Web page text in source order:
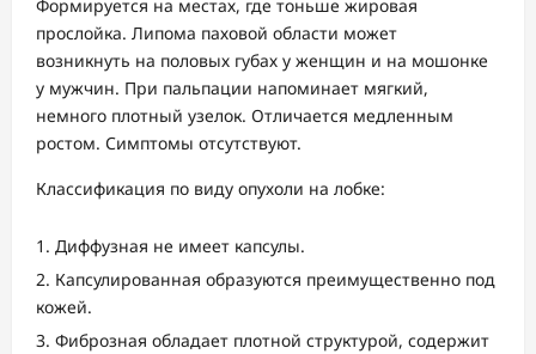
Формируется на местах, где тоньше жировая
прослойка. Липома паховой области может
возникнуть на половых губах у женщин и на мошонке
у мужчин. При пальпации напоминает мягкий,
немного плотный узелок. Отличается медленным
ростом. Симптомы отсутствуют.
Классификация по виду опухоли на лобке:
Диффузная не имеет капсулы.
Капсулированная образуются преимущественно под
кожей.
Фиброзная обладает плотной структурой, содержит